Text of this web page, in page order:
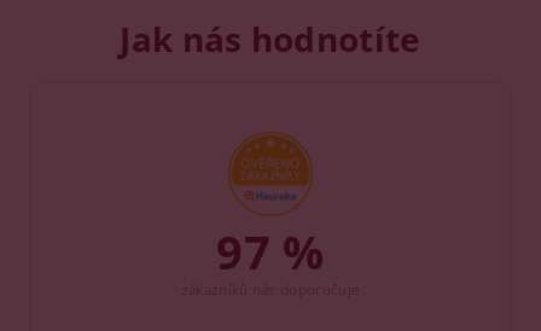
Jak nás hodnotíte
97 %